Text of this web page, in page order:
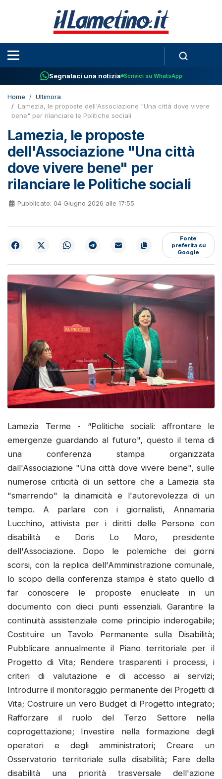
Segnalaci una notizia Scrivici su WhatsApp
Home
Ultimora
Lamezia, le proposte dell'Associazione "Una città dove vivere
bene" per rilanciare le Politiche sociali
Lamezia, le proposte
dell'Associazione "Una città
dove vivere bene" per
rilanciare le Politiche sociali
Pubblicato: 04 Giugno 2026 alle 17:55
Fonte
preferita su
Google
Lamezia Terme - “Politiche sociali: affrontare le
emergenze guardando al futuro", questo il tema di
una conferenza stampa organizzata
dall'Associazione "Una città dove vivere bene", sulle
numerose criticità di un settore che a Lamezia sta
"smarrendo" la dinamicità e l'autorevolezza di un
tempo. A parlare con i giornalisti, Annamaria
Lucchino, attivista per i diritti delle Persone con
disabilità e Doris Lo Moro, presidente
dell'Associazione. Dopo le polemiche dei giorni
scorsi, con la replica dell'Amministrazione comunale,
lo scopo della conferenza stampa è stato quello di
far conoscere le proposte enucleate in un
documento con dieci punti essenziali. Garantire la
continuità assistenziale come principio inderogabile;
Costituire un Tavolo Permanente sulla Disabilità;
Pubblicare annualmente il Piano territoriale per il
Progetto di Vita; Rendere trasparenti i processi, i
criteri di valutazione e di accesso ai servizi;
Introdurre il monitoraggio permanente dei Progetti di
Vita; Costruire un vero Budget di Progetto integrato;
Rafforzare il ruolo del Terzo Settore nella
coprogettazione; Investire nella formazione degli
operatori e degli amministratori; Creare un
Osservatorio territoriale sulla disabilità; Fare della
disabilità una priorità trasversale dell'azione